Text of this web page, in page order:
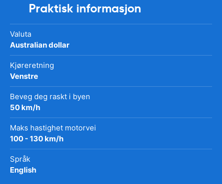
Praktisk informasjon
Valuta
Australian dollar
Kjøreretning
Venstre
Beveg deg raskt i byen
50 km/h
Maks hastighet motorvei
100 - 130 km/h
Språk
English